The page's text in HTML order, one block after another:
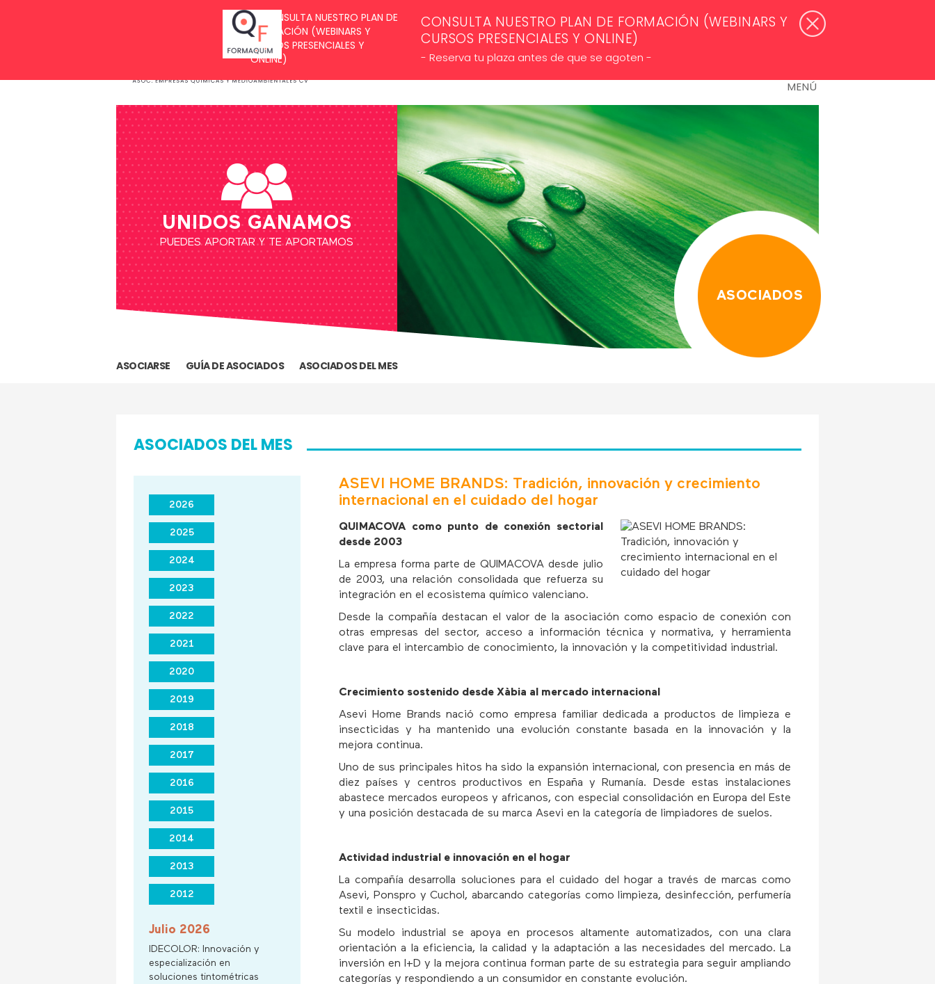
CONSULTA NUESTRO PLAN DE FORMACIÓN (WEBINARS Y
CURSOS PRESENCIALES Y ONLINE)
- Reserva tu plaza antes de que se agoten -
BUZÓN DE SUGERENCIAS
MENÚ
UNIDOS GANAMOS
PUEDES APORTAR Y TE APORTAMOS
ASOCIADOS
ASOCIARSE GUÍA DE ASOCIADOS ASOCIADOS DEL MES
ASOCIADOS DEL MES
2026
2025
2024
2023
2022
2021
2020
2019
2018
2017
2016
2015
2014
2013
2012
Julio 2026
IDECOLOR: Innovación y
especialización en
soluciones tintométricas
ASEVI HOME BRANDS: Tradición, innovación y crecimiento
internacional en el cuidado del hogar
QUIMACOVA como punto de conexión sectorial
desde 2003
La empresa forma parte de QUIMACOVA desde julio
de 2003, una relación consolidada que refuerza su
integración en el ecosistema químico valenciano.
Desde la compañía destacan el valor de la asociación como espacio de conexión con
otras empresas del sector, acceso a información técnica y normativa, y herramienta
clave para el intercambio de conocimiento, la innovación y la competitividad industrial.
Crecimiento sostenido desde Xàbia al mercado internacional
Asevi Home Brands nació como empresa familiar dedicada a productos de limpieza e
insecticidas y ha mantenido una evolución constante basada en la innovación y la
mejora continua.
Uno de sus principales hitos ha sido la expansión internacional, con presencia en más de
diez países y centros productivos en España y Rumanía. Desde estas instalaciones
abastece mercados europeos y africanos, con especial consolidación en Europa del Este
y una posición destacada de su marca Asevi en la categoría de limpiadores de suelos.
Actividad industrial e innovación en el hogar
La compañía desarrolla soluciones para el cuidado del hogar a través de marcas como
Asevi, Ponspro y Cuchol, abarcando categorías como limpieza, desinfección, perfumería
textil e insecticidas.
Su modelo industrial se apoya en procesos altamente automatizados, con una clara
orientación a la eficiencia, la calidad y la adaptación a las necesidades del mercado. La
inversión en I+D y la mejora continua forman parte de su estrategia para seguir ampliando
categorías y respondiendo a un consumidor en constante evolución.